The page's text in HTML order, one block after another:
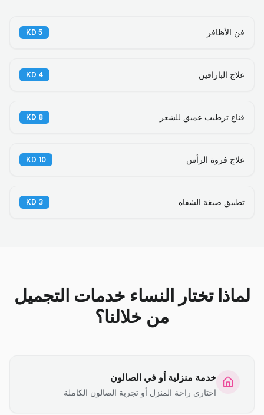
فن الأظافر 5
KD
علاج البارافين 4
KD
قناع ترطيب عميق للشعر 8
KD
علاج فروة الرأس 10
KD
تطبيق صبغة الشفاه 3
KD
لماذا تختار النساء خدمات التجميل
من خلالنا؟
خدمة منزلية أو في الصالون
اختاري راحة المنزل أو تجربة الصالون الكاملة